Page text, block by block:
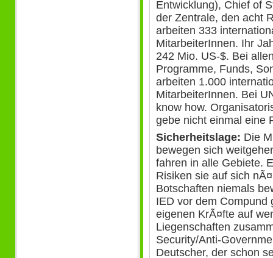
Entwicklung), Chief of
der Zentrale, den acht
arbeiten 333
MitarbeiterInnen. Ihr
242 Mio. US-$. Bei
Programme, Funds,
arbeiten 1.000
MitarbeiterInnen. Bei
know how.
gebe nicht einmal eine
Sicherheitslage: Die
bewegen sich
fahren in alle Gebiete.
Risiken sie auf sich
Botschaften niemals
IED vor dem Compund
eigenen KrÃ¤fte auf
Liegenschaften
Security/Anti-
Deutscher, der schon